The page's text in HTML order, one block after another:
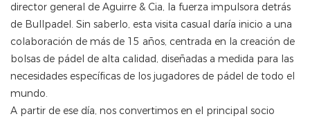
director general de Aguirre & Cia, la fuerza impulsora detrás
de Bullpadel. Sin saberlo, esta visita casual daría inicio a una
colaboración de más de 15 años, centrada en la creación de
bolsas de pádel de alta calidad, diseñadas a medida para las
necesidades específicas de los jugadores de pádel de todo el
mundo.
A partir de ese día, nos convertimos en el principal socio